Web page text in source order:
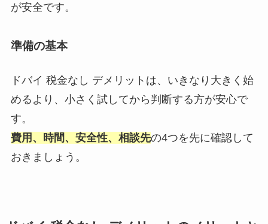
が安全です。
準備の基本
ドバイ 税金なし デメリットは、いきなり大きく始
めるより、小さく試してから判断する方が安心で
す。
費用、時間、安全性、相談先の4つを先に確認して
おきましょう。